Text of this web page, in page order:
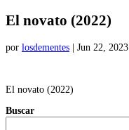
El novato (2022)
por losdementes Jun 22, 2023
El novato (2022)
Buscar